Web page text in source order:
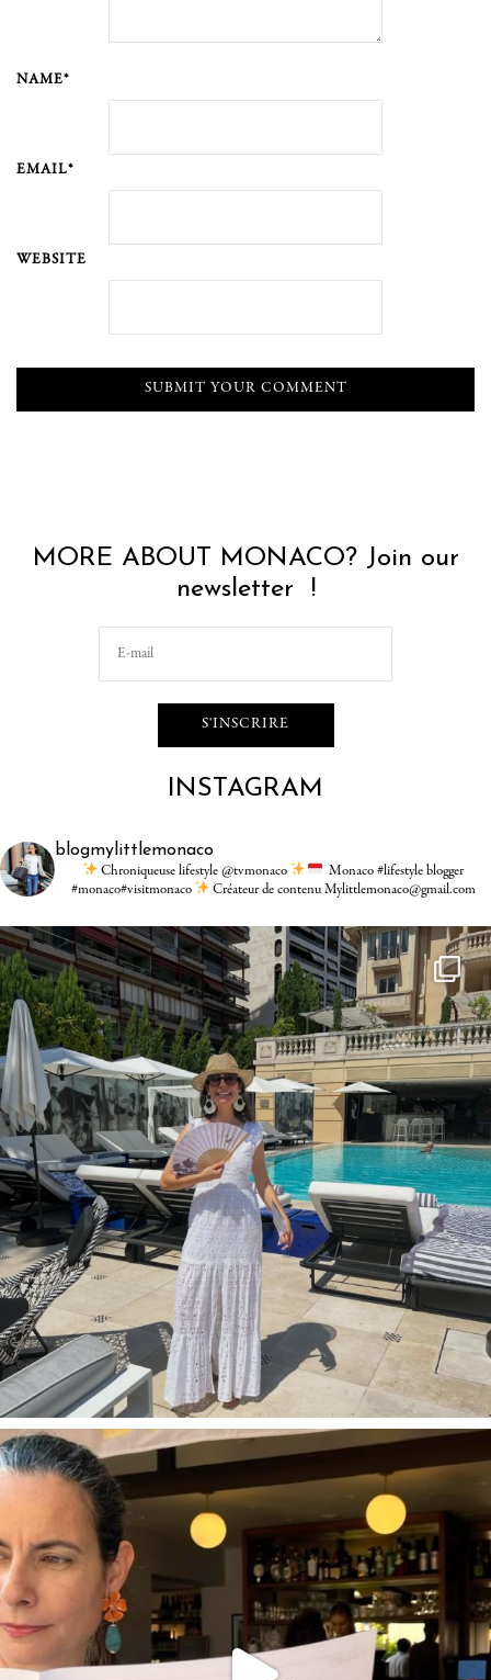
NAME*
EMAIL*
WEBSITE
MORE ABOUT MONACO? Join our
newsletter !
INSTAGRAM
blogmylittlemonaco
Chroniqueuse lifestyle @tvmonaco
Monaco #lifestyle blogger
#monaco#visitmonaco
Créateur de contenu Mylittlemonaco@gmail.com